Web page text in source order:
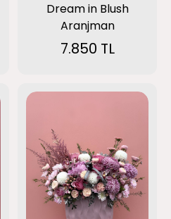
Dream in Blush
Aranjman
7.850 TL